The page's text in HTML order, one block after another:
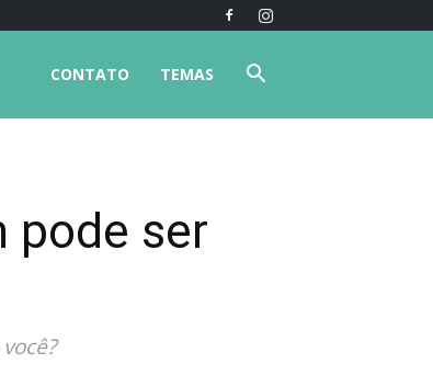
TEMAS
CONTATO
pode ser